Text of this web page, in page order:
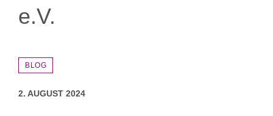
e.V.
BLOG
2. AUGUST 2024